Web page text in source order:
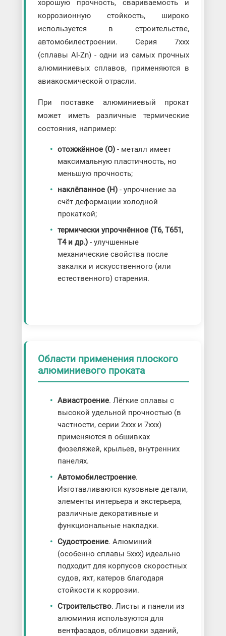
хорошую прочность, свариваемость и
коррозионную стойкость, широко
используется в строительстве,
автомобилестроении. Серия 7xxx
(сплавы Al-Zn) - одни из самых прочных
алюминиевых сплавов, применяются в
авиакосмической отрасли.
При поставке алюминиевый прокат
может иметь различные термические
состояния, например:
отожжённое (О)- металл имеет
максимальную пластичность, но
меньшую прочность;
наклёпанное (H) - упрочнение за
счёт деформации холодной
прокаткой;
термически упрочнённое (Т6, Т651,
Т4 и др.)- улучшенные
механические свойства после
закалки и искусственного (или
естественного) старения.
Области применения плоского
алюминиевого проката
Авиастроение. Лёгкие сплавы с
высокой удельной прочностью (в
частности, серии 2xxx и 7xxx)
применяются в обшивках
фюзеляжей, крыльев, внутренних
панелях.
Автомобилестроение.
Изготавливаются кузовные детали,
элементы интерьера и экстерьера,
различные декоративные и
функциональные накладки.
Судостроение. Алюминий
(особенно сплавы 5xxx) идеально
подходит для корпусов скоростных
судов, яхт, катеров благодаря
стойкости к коррозии.
Строительство. Листы и панели из
алюминия используются для
вентфасадов, облицовки зданий,